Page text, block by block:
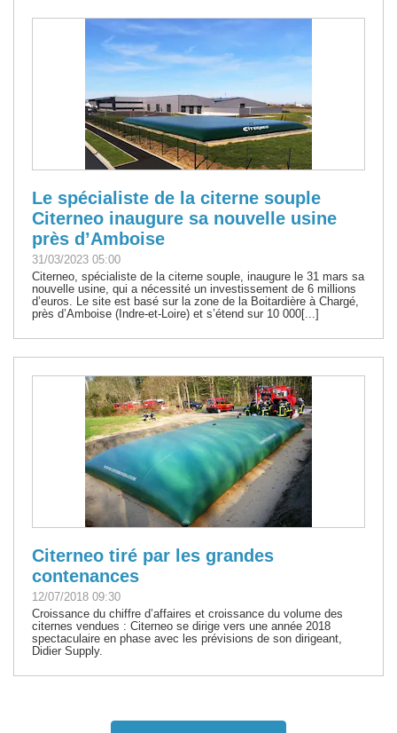
Le spécialiste de la citerne souple
Citerneo inaugure sa nouvelle usine
près d’Amboise
31/03/2023 05:00
Citerneo, spécialiste de la citerne souple, inaugure le 31 mars sa
nouvelle usine, qui a nécessité un investissement de 6 millions
d’euros. Le site est basé sur la zone de la Boitardière à Chargé,
près d’Amboise (Indre-et-Loire) et s’étend sur 10 000[...]
Citerneo tiré par les grandes
contenances
12/07/2018 09:30
Croissance du chiffre d’affaires et croissance du volume des
citernes vendues : Citerneo se dirige vers une année 2018
spectaculaire en phase avec les prévisions de son dirigeant,
Didier Supply.